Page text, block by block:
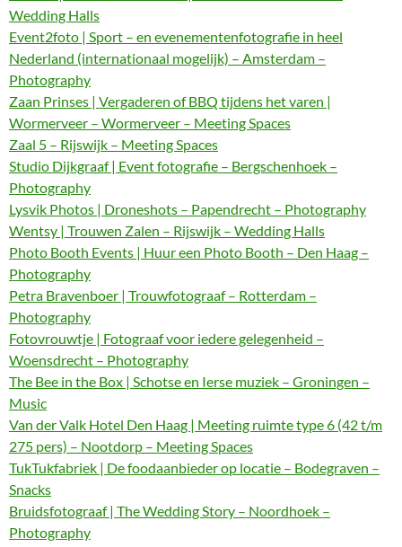
Wedding Halls
Event2foto | Sport – en evenementenfotografie in heel
Nederland (internationaal mogelijk) – Amsterdam –
Photography
Zaan Prinses | Vergaderen of BBQ tijdens het varen |
Wormerveer – Wormerveer – Meeting Spaces
Zaal 5 – Rijswijk – Meeting Spaces
Studio Dijkgraaf | Event fotografie – Bergschenhoek –
Photography
Lysvik Photos | Droneshots – Papendrecht – Photography
Wentsy | Trouwen Zalen – Rijswijk – Wedding Halls
Photo Booth Events | Huur een Photo Booth – Den Haag –
Photography
Petra Bravenboer | Trouwfotograaf – Rotterdam –
Photography
Fotovrouwtje | Fotograaf voor iedere gelegenheid –
Woensdrecht – Photography
The Bee in the Box | Schotse en Ierse muziek – Groningen –
Music
Van der Valk Hotel Den Haag | Meeting ruimte type 6 (42 t/m
275 pers) – Nootdorp – Meeting Spaces
TukTukfabriek | De foodaanbieder op locatie – Bodegraven –
Snacks
Bruidsfotograaf | The Wedding Story – Noordhoek –
Photography